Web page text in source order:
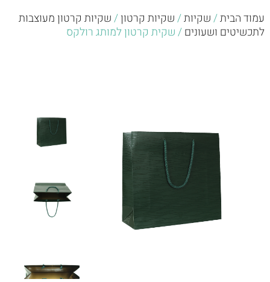
עמוד הבית/שקיות/שקיות קרטון/שקיות קרטון מעוצבות
לתכשיטים ושעונים/ שקית קרטון למותג רולקס